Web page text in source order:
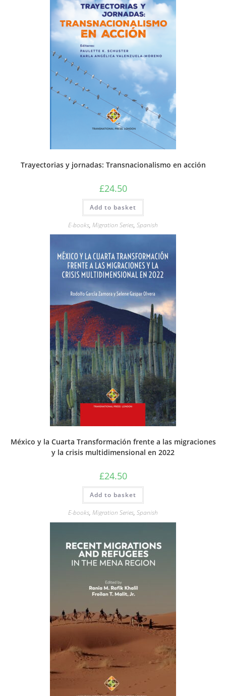
Trayectorias y jornadas: Transnacionalismo en acción
£24.50
Add to basket
E-books, Migration Series, Spanish
México y la Cuarta Transformación frente a las migraciones
y la crisis multidimensional en 2022
£24.50
Add to basket
E-books, Migration Series, Spanish